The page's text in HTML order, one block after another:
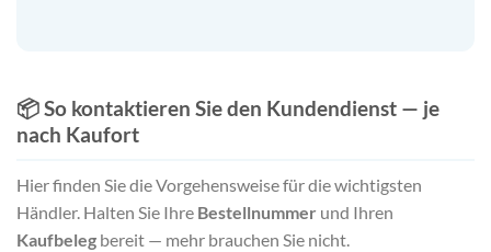
📦 So kontaktieren Sie den Kundendienst — je
nach Kaufort
Hier finden Sie die Vorgehensweise für die wichtigsten
Händler. Halten Sie Ihre Bestellnummer und Ihren
Kaufbeleg bereit — mehr brauchen Sie nicht.